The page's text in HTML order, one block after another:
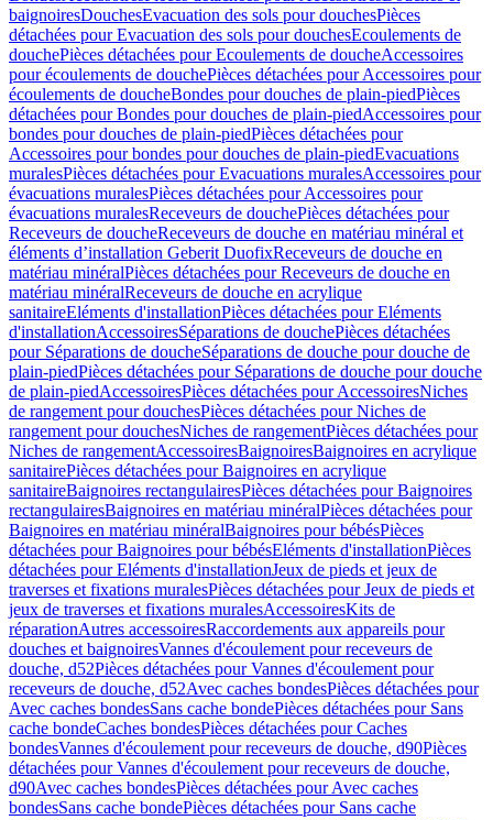
baignoiresDouchesEvacuation des sols pour douchesPièces
détachées pour Evacuation des sols pour douchesEcoulements de
douchePièces détachées pour Ecoulements de doucheAccessoires
pour écoulements de douchePièces détachées pour Accessoires pour
écoulements de doucheBondes pour douches de plain-piedPièces
détachées pour Bondes pour douches de plain-piedAccessoires pour
bondes pour douches de plain-piedPièces détachées pour
Accessoires pour bondes pour douches de plain-piedEvacuations
muralesPièces détachées pour Evacuations muralesAccessoires pour
évacuations muralesPièces détachées pour Accessoires pour
évacuations muralesReceveurs de douchePièces détachées pour
Receveurs de doucheReceveurs de douche en matériau minéral et
éléments d’installation Geberit DuofixReceveurs de douche en
matériau minéralPièces détachées pour Receveurs de douche en
matériau minéralReceveurs de douche en acrylique
sanitaireEléments d'installationPièces détachées pour Eléments
d'installationAccessoiresSéparations de douchePièces détachées
pour Séparations de doucheSéparations de douche pour douche de
plain-piedPièces détachées pour Séparations de douche pour douche
de plain-piedAccessoiresPièces détachées pour AccessoiresNiches
de rangement pour douchesPièces détachées pour Niches de
rangement pour douchesNiches de rangementPièces détachées pour
Niches de rangementAccessoiresBaignoiresBaignoires en acrylique
sanitairePièces détachées pour Baignoires en acrylique
sanitaireBaignoires rectangulairesPièces détachées pour Baignoires
rectangulairesBaignoires en matériau minéralPièces détachées pour
Baignoires en matériau minéralBaignoires pour bébésPièces
détachées pour Baignoires pour bébésEléments d'installationPièces
détachées pour Eléments d'installationJeux de pieds et jeux de
traverses et fixations muralesPièces détachées pour Jeux de pieds et
jeux de traverses et fixations muralesAccessoiresKits de
réparationAutres accessoiresRaccordements aux appareils pour
douches et baignoiresVannes d'écoulement pour receveurs de
douche, d52Pièces détachées pour Vannes d'écoulement pour
receveurs de douche, d52Avec caches bondesPièces détachées pour
Avec caches bondesSans cache bondePièces détachées pour Sans
cache bondeCaches bondesPièces détachées pour Caches
bondesVannes d'écoulement pour receveurs de douche, d90Pièces
détachées pour Vannes d'écoulement pour receveurs de douche,
d90Avec caches bondesPièces détachées pour Avec caches
bondesSans cache bondePièces détachées pour Sans cache